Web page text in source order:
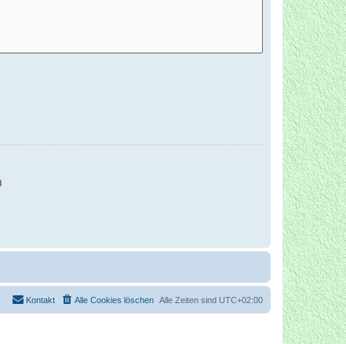
Alle Zeiten sind UTC+02:00
Alle Cookies löschen
Kontakt